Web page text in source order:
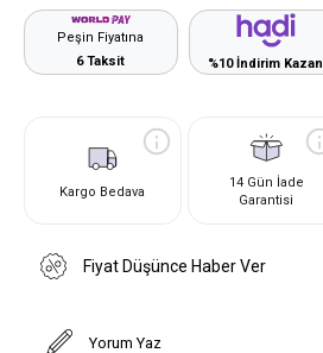
Peşin Fiyatına
6 Taksit
%10 İndirim Kazan
Kargo Bedava
14 Gün İade
Garantisi
Fiyat Düşünce Haber Ver
Yorum Yaz